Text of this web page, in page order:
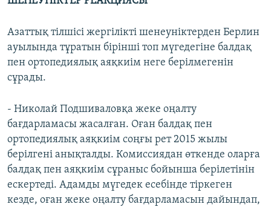
Азаттық тілшісі жергілікті шенеуніктерден Берлин
ауылында тұратын бірінші топ мүгедегіне балдақ
пен ортопедиялық аяқкиім неге берілмегенін
сұрады.
- Николай Подшиваловқа жеке оңалту
бағдарламасы жасалған. Оған балдақ пен
ортопедиялық аяқкиім соңғы рет 2015 жылы
берілгені анықталды. Комиссиядан өткенде оларға
балдақ пен аяқкиім сұраныс бойынша берілетінін
ескертеді. Адамды мүгедек есебінде тіркеген
кезде, оған жеке оңалту бағдарламасын дайындап,